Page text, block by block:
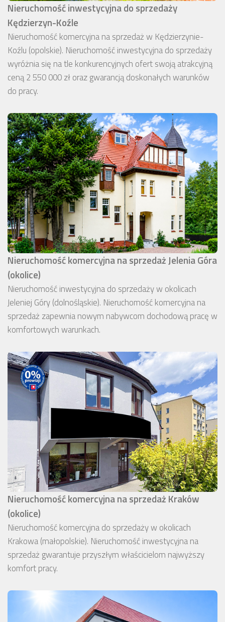
Nieruchomość inwestycyjna do sprzedaży
Kędzierzyn-Koźle
Nieruchomość komercyjna na sprzedaż w Kędzierzynie-
Koźlu (opolskie). Nieruchomość inwestycyjna do sprzedaży
wyróżnia się na tle konkurencyjnych ofert swoją atrakcyjną
ceną 2 550 000 zł oraz gwarancją doskonałych warunków
do pracy.
Nieruchomość komercyjna na sprzedaż Jelenia Góra
(okolice)
Nieruchomość inwestycyjna do sprzedaży w okolicach
Jeleniej Góry (dolnośląskie). Nieruchomość komercyjna na
sprzedaż zapewnia nowym nabywcom dochodową pracę w
komfortowych warunkach.
Nieruchomość komercyjna na sprzedaż Kraków
(okolice)
Nieruchomość komercyjna do sprzedaży w okolicach
Krakowa (małopolskie). Nieruchomość inwestycyjna na
sprzedaż gwarantuje przyszłym właścicielom najwyższy
komfort pracy.